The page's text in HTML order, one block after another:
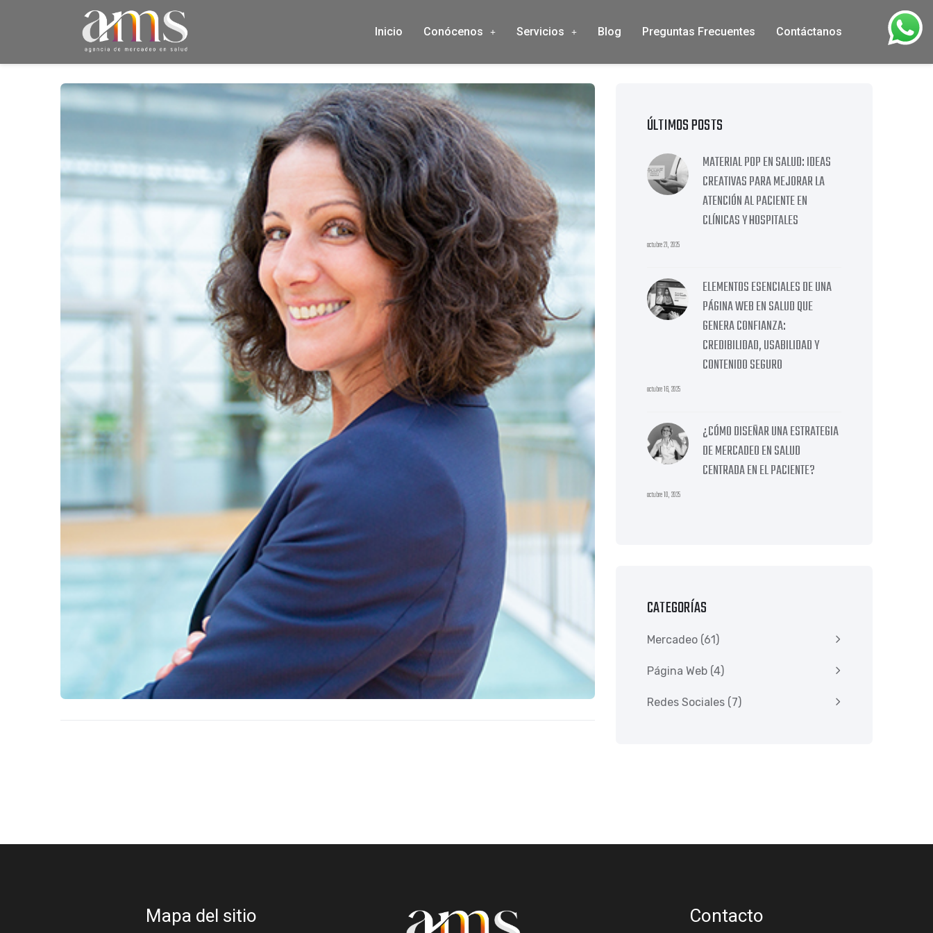
Inicio Conócenos Servicios Blog Preguntas Frecuentes Contáctanos
ÚLTIMOS POSTS
MATERIAL POP EN SALUD: IDEAS
CREATIVAS PARA MEJORAR LA
ATENCIÓN AL PACIENTE EN
CLÍNICAS Y HOSPITALES
octubre 21, 2025
ELEMENTOS ESENCIALES DE UNA
PÁGINA WEB EN SALUD QUE
GENERA CONFIANZA:
CREDIBILIDAD, USABILIDAD Y
CONTENIDO SEGURO
octubre 16, 2025
¿CÓMO DISEÑAR UNA ESTRATEGIA
DE MERCADEO EN SALUD
CENTRADA EN EL PACIENTE?
octubre 10, 2025
CATEGORÍAS
Mercadeo (61)
Página Web (4)
Redes Sociales (7)
Mapa del sitio Contacto